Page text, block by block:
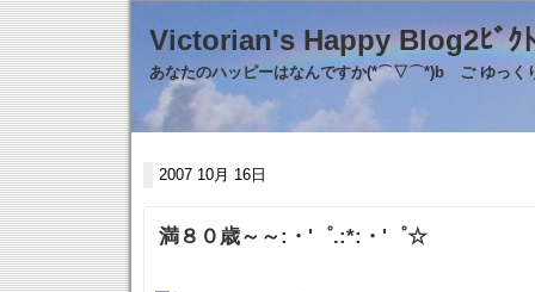
Victorian's Happy
あなたのハッピーはなんですか(*⌒▽⌒*)b ご ゆっく
2007 10月 16日
満８０歳～～:・'゜.:*:・'゜☆